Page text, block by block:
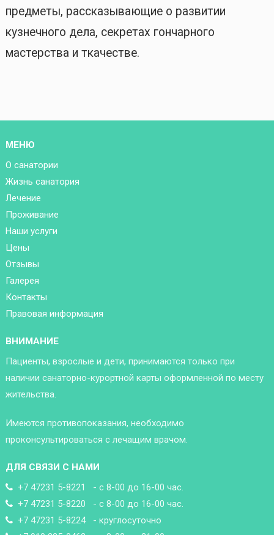
предметы, рассказывающие о развитии
кузнечного дела, секретах гончарного
мастерства и ткачестве.
МЕНЮ
О санатории
Жизнь санатория
Лечение
Проживание
Наши услуги
Цены
Отзывы
Галерея
Контакты
Правовая информация
ВНИМАНИЕ
Пациенты, взрослые и дети, принимаются только при
наличии санаторно-курортной карты оформленной по месту
жительства.
Имеются противопоказания, необходимо
проконсультироваться с лечащим врачом.
ДЛЯ СВЯЗИ С НАМИ
+7 47231 5-8221 - с 8-00 до 16-00 час.
+7 47231 5-8220 - с 8-00 до 16-00 час.
+7 47231 5-8224 - круглосуточно